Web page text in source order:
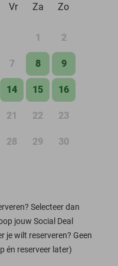
Vr Za Zo
1 2
7 8 9
14 15 16
21 22 23
28 29 30
Selecteer dan
jouw Social Deal
je wilt reserveren? Geen
én reserveer later)